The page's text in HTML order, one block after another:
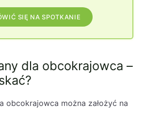
SIĘ NA SPOTKANIE
dla obcokrajowca –
obcokrajowca można założyć na